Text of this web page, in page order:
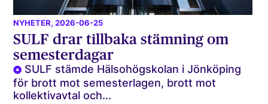
NYHETER, 2026-06-25
SULF drar tillbaka stämning om
semesterdagar
SULF stämde Hälsohögskolan i Jönköping
för brott mot semesterlagen, brott mot
kollektivavtal och...